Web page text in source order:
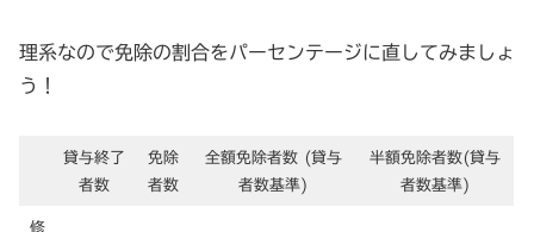
理系なので免除の割合をパーセンテージに直してみましょ
う！
貸与終了
者数
免除
者数
全額免除者数 (貸与
者数基準)
半額免除者数(貸与
者数基準)
修